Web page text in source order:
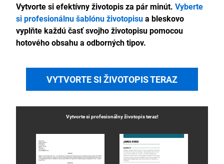
Vytvorte si efektívny životopis za pár minút. Vyberte
si profesionálnu šablónu životopisua bleskovo
vyplňte každú časť svojho životopisu pomocou
hotového obsahu a odborných tipov.
VYTVORTE SI ŽIVOTOPIS TERAZ
Vytvorte si profesionálnyživotopisteraz!